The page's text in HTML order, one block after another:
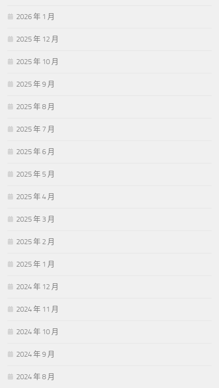
2026 年 1 月
2025 年 12 月
2025 年 10 月
2025 年 9 月
2025 年 8 月
2025 年 7 月
2025 年 6 月
2025 年 5 月
2025 年 4 月
2025 年 3 月
2025 年 2 月
2025 年 1 月
2024 年 12 月
2024 年 11 月
2024 年 10 月
2024 年 9 月
2024 年 8 月